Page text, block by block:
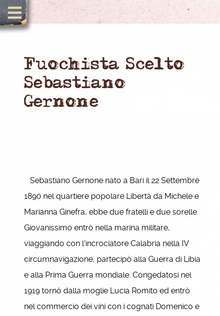
Fuochista Scelto
Sebastiano
Gernone
Sebastiano Gernone nato a Bari il 22 Settembre
1890 nel quartiere popolare Libertà da Michele e
Marianna Ginefra, ebbe due fratelli e due sorelle.
Giovanissimo entrò nella marina militare,
viaggiando con l'incrociatore Calabria nella IV
circumnavigazione, partecipò alla Guerra di Libia
e alla Prima Guerra mondiale. Congedatosi nel
1919 tornò dalla moglie Lucia Romito ed entrò
nel commercio dei vini con i cognati Domenico e